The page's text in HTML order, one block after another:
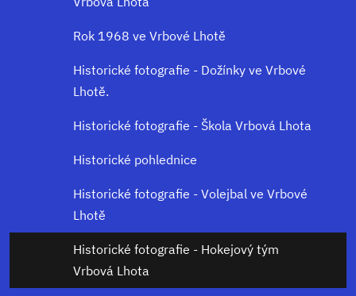
Rok 1968 ve Vrbové Lhotě
Historické fotografie - Dožínky ve Vrbové
Lhotě.
Historické fotografie - Škola Vrbová Lhota
Historické pohlednice
Historické fotografie - Volejbal ve Vrbové
Lhotě
Historické fotografie - Hokejový tým
Vrbová Lhota